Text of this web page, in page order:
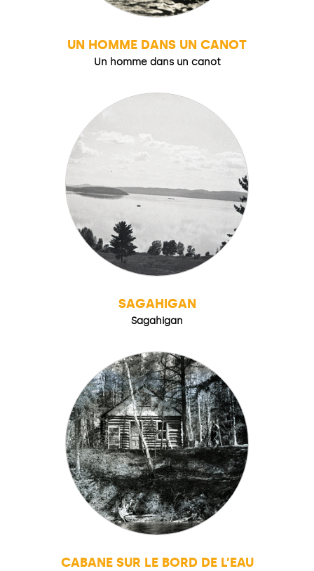
UN HOMME DANS UN CANOT
Un homme dans un canot
SAGAHIGAN
Sagahigan
CABANE SUR LE BORD DE L’EAU